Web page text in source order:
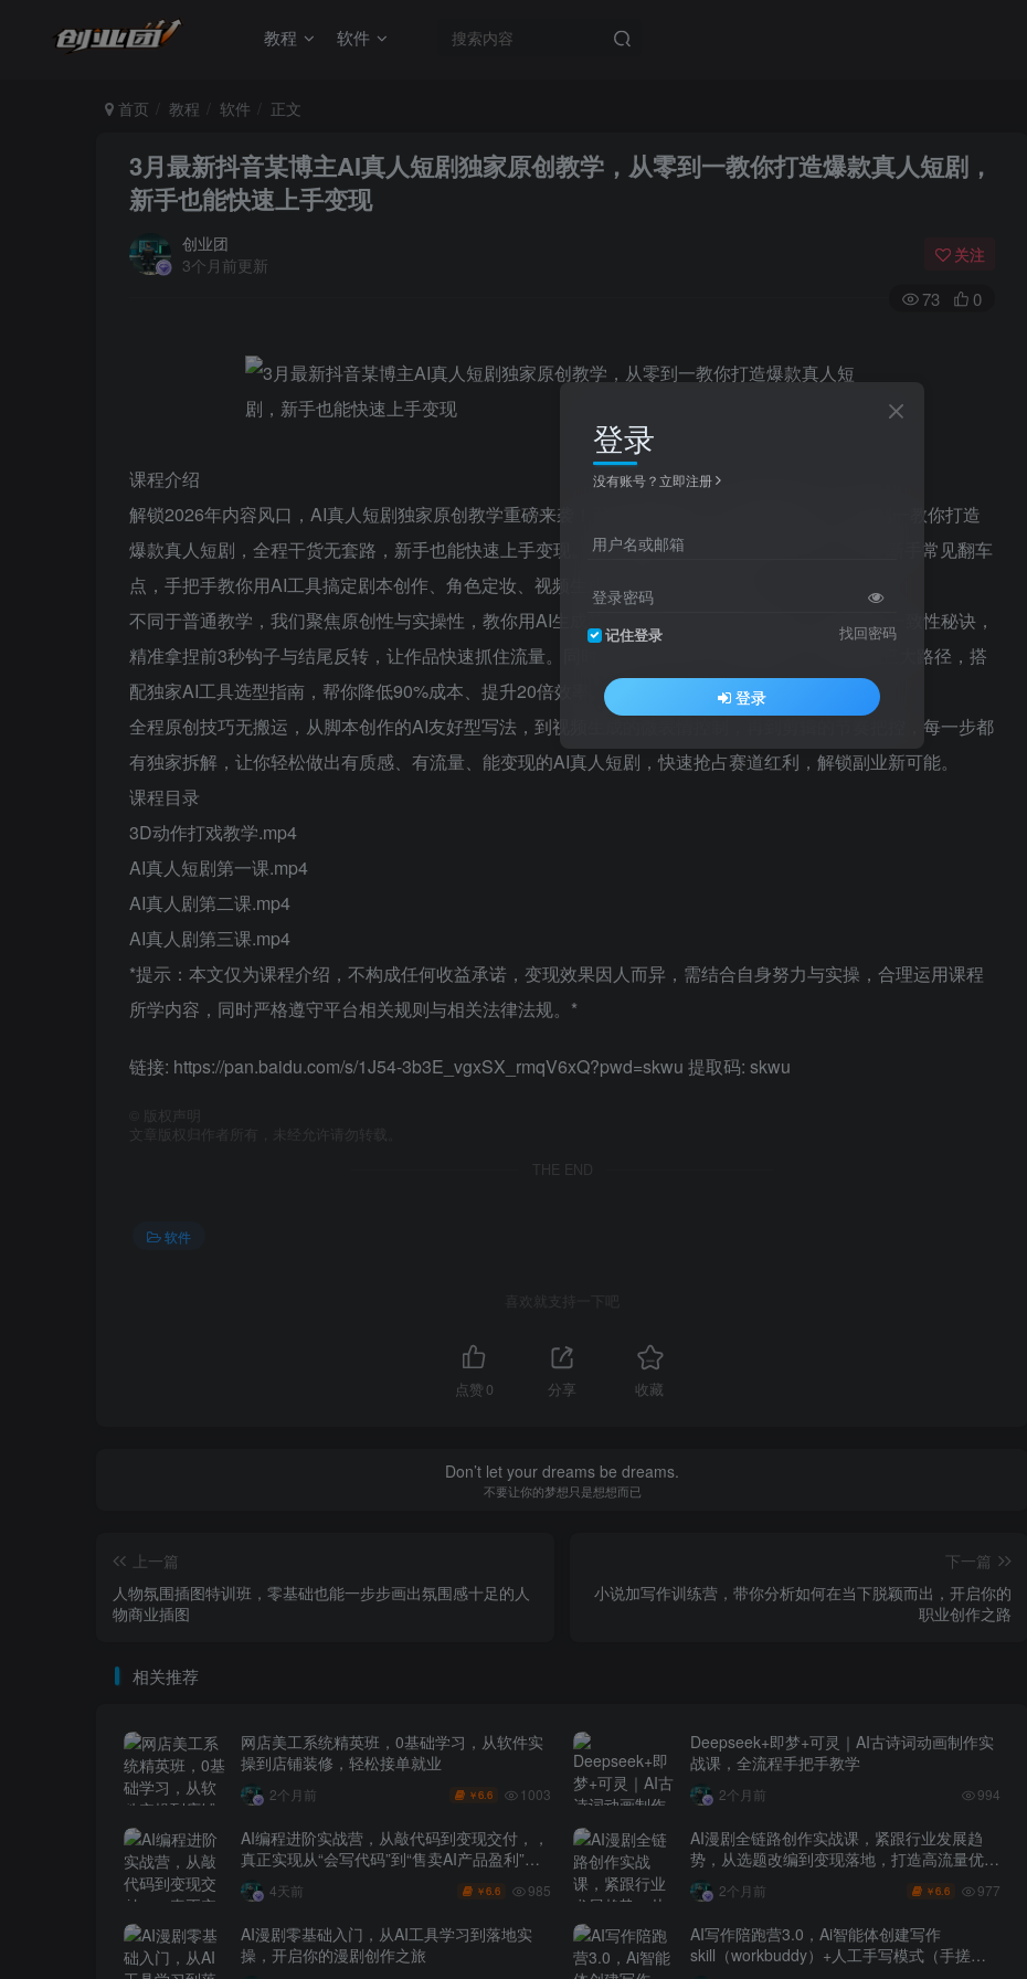
教程 软件
首页 教程 软件 正文
3月最新抖音某博主AI真人短剧独家原创教学，从零到一教你打造爆款真人短剧，
新手也能快速上手变现
创业团
3个月前更新
关注
73 0
课程介绍
解锁2026年内容风口，AI真人短剧独家原创教学重磅来袭！无需专业团队、无需高额成本，从零到一教你打造
爆款真人短剧，全程干货无套路，新手也能快速上手变现。独家拆解“文-图-视-音-剪”五步法，避开新手常见翻车
点，手把手教你用AI工具搞定剧本创作、角色定妆、视频生成、配音剪辑全流程。
不同于普通教学，我们聚焦原创性与实操性，教你用AI生成符合平台算法的高情绪脚本，掌控角色一致性秘诀，
精准拿捏前3秒钩子与结尾反转，让作品快速抓住流量。同时揭秘平台分账、商单承接、出海变现三大路径，搭
配独家AI工具选型指南，帮你降低90%成本、提升20倍效率。
全程原创技巧无搬运，从脚本创作的AI友好型写法，到视频生成的微表情控制，再到剪辑的节奏把控，每一步都
有独家拆解，让你轻松做出有质感、有流量、能变现的AI真人短剧，快速抢占赛道红利，解锁副业新可能。
课程目录
3D动作打戏教学.mp4
AI真人短剧第一课.mp4
AI真人剧第二课.mp4
AI真人剧第三课.mp4
*提示：本文仅为课程介绍，不构成任何收益承诺，变现效果因人而异，需结合自身努力与实操，合理运用课程
所学内容，同时严格遵守平台相关规则与相关法律法规。*
链接: https://pan.baidu.com/s/1J54-3b3E_vgxSX_rmqV6xQ?pwd=skwu 提取码: skwu
版权声明
文章版权归作者所有，未经允许请勿转载。
THE END
软件
喜欢就支持一下吧
点赞 0 分享 收藏
Don’t let your dreams be dreams.
不要让你的梦想只是想想而已
上一篇
人物氛围插图特训班，零基础也能一步步画出氛围感十足的人
物商业插图
下一篇
小说加写作训练营，带你分析如何在当下脱颖而出，开启你的
职业创作之路
相关推荐
网店美工系统精英班，0基础学习，从软件实
操到店铺装修，轻松接单就业
2个月前 ￥6.6 1003
Deepseek+即梦+可灵｜AI古诗词动画制作实
战课，全流程手把手教学
2个月前 994
AI编程进阶实战营，从敲代码到变现交付，，
真正实现从“会写代码”到“售卖AI产品盈利”的
跨越
4天前 ￥6.6 985
AI漫剧全链路创作实战课，紧跟行业发展趋
势，从选题改编到变现落地，打造高流量优质
作品
2个月前 ￥6.6 977
AI漫剧零基础入门，从AI工具学习到落地实
操，开启你的漫剧创作之旅
AI写作陪跑营3.0，Ai智能体创建写作
skill（workbuddy）+人工手写模式（手搓模
登录
没有账号？立即注册
用户名或邮箱
登录密码
记住登录 找回密码
登录